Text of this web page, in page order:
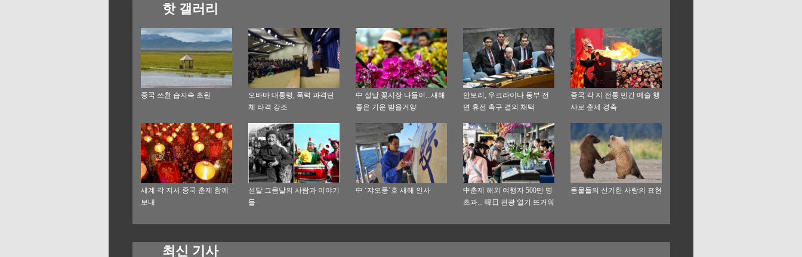
핫 갤러리
중국 쓰촨 습지속 초원
오바마 대통령, 폭력 과격단
체 타격 강조
中 설날 꽃시장 나들이...새해
좋은 기운 받을거양
안보리, 우크라이나 동부 전
면 휴전 촉구 결의 채택
중국 각 지 전통 민간 예술 행
사로 춘제 경축
세계 각 지서 중국 춘제 함께
보내
섣달 그믐날의 사람과 이야기
들
中 ‘쟈오룽’호 새해 인사
中춘제 해외 여행자 500만 명
초과... 韓日 관광 열기 뜨거워
동물들의 신기한 사랑의 표현
최신 기사